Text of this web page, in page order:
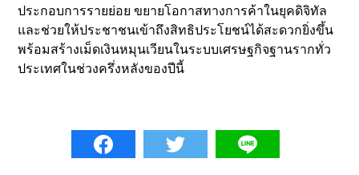
ประกอบการรายย่อย ขยายโอกาสทางการค้าในยุคดิจิทัล
และช่วยให้ประชาชนเข้าถึงสิทธิประโยชน์ได้สะดวกยิ่งขึ้น
พร้อมสร้างเม็ดเงินหมุนเวียนในระบบเศรษฐกิจฐานรากทั่ว
ประเทศในช่วงครึ่งหลังของปีนี้